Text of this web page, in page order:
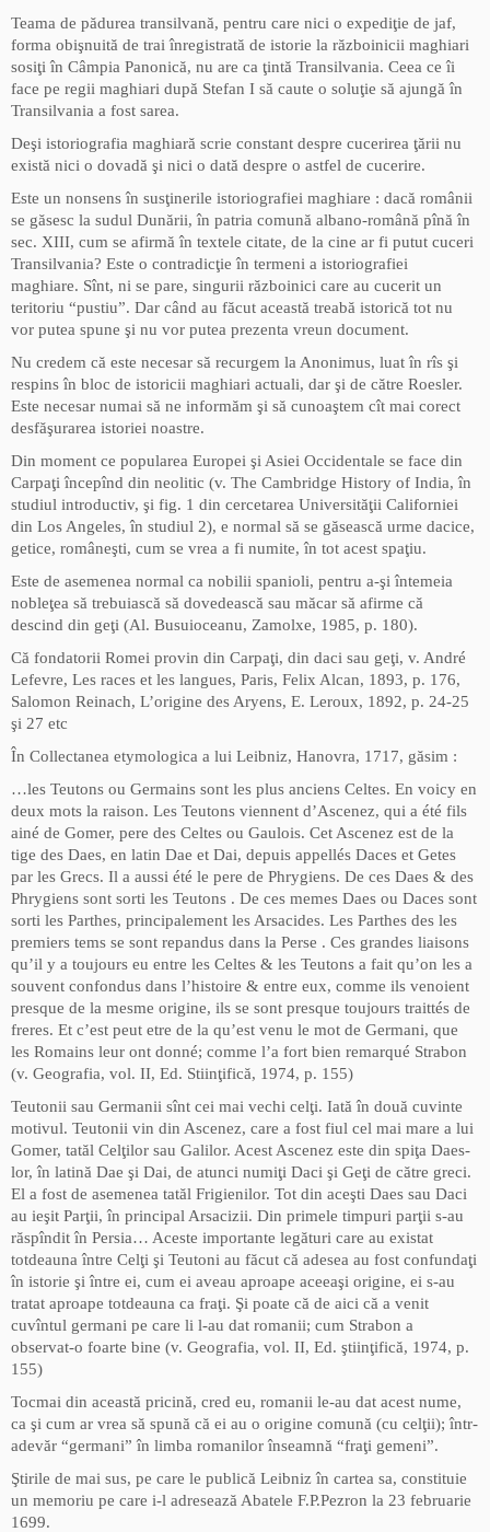
Teama de pădurea transilvană, pentru care nici o expediţie de jaf,
forma obişnuită de trai înregistrată de istorie la războinicii maghiari
sosiţi în Câmpia Panonică, nu are ca ţintă Transilvania. Ceea ce îi
face pe regii maghiari după Stefan I să caute o soluţie să ajungă în
Transilvania a fost sarea.
Deşi istoriografia maghiară scrie constant despre cucerirea ţării nu
există nici o dovadă şi nici o dată despre o astfel de cucerire.
Este un nonsens în susţinerile istoriografiei maghiare : dacă românii
se găsesc la sudul Dunării, în patria comună albano-română pînă în
sec. XIII, cum se afirmă în textele citate, de la cine ar fi putut cuceri
Transilvania? Este o contradicţie în termeni a istoriografiei
maghiare. Sînt, ni se pare, singurii războinici care au cucerit un
teritoriu “pustiu”. Dar când au făcut această treabă istorică tot nu
vor putea spune şi nu vor putea prezenta vreun document.
Nu credem că este necesar să recurgem la Anonimus, luat în rîs şi
respins în bloc de istoricii maghiari actuali, dar şi de către Roesler.
Este necesar numai să ne informăm şi să cunoaştem cît mai corect
desfăşurarea istoriei noastre.
Din moment ce popularea Europei şi Asiei Occidentale se face din
Carpaţi începînd din neolitic (v. The Cambridge History of India, în
studiul introductiv, şi fig. 1 din cercetarea Universităţii Californiei
din Los Angeles, în studiul 2), e normal să se găsească urme dacice,
getice, româneşti, cum se vrea a fi numite, în tot acest spaţiu.
Este de asemenea normal ca nobilii spanioli, pentru a-şi întemeia
nobleţea să trebuiască să dovedească sau măcar să afirme că
descind din geţi (Al. Busuioceanu, Zamolxe, 1985, p. 180).
Că fondatorii Romei provin din Carpaţi, din daci sau geţi, v. André
Lefevre, Les races et les langues, Paris, Felix Alcan, 1893, p. 176,
Salomon Reinach, L’origine des Aryens, E. Leroux, 1892, p. 24-25
şi 27 etc
În Collectanea etymologica a lui Leibniz, Hanovra, 1717, găsim :
…les Teutons ou Germains sont les plus anciens Celtes. En voicy en
deux mots la raison. Les Teutons viennent d’Ascenez, qui a été fils
ainé de Gomer, pere des Celtes ou Gaulois. Cet Ascenez est de la
tige des Daes, en latin Dae et Dai, depuis appellés Daces et Getes
par les Grecs. Il a aussi été le pere de Phrygiens. De ces Daes & des
Phrygiens sont sorti les Teutons . De ces memes Daes ou Daces sont
sorti les Parthes, principalement les Arsacides. Les Parthes des les
premiers tems se sont repandus dans la Perse . Ces grandes liaisons
qu’il y a toujours eu entre les Celtes & les Teutons a fait qu’on les a
souvent confondus dans l’histoire & entre eux, comme ils venoient
presque de la mesme origine, ils se sont presque toujours traittés de
freres. Et c’est peut etre de la qu’est venu le mot de Germani, que
les Romains leur ont donné; comme l’a fort bien remarqué Strabon
(v. Geografia, vol. II, Ed. Stiinţifică, 1974, p. 155)
Teutonii sau Germanii sînt cei mai vechi celţi. Iată în două cuvinte
motivul. Teutonii vin din Ascenez, care a fost fiul cel mai mare a lui
Gomer, tatăl Celţilor sau Galilor. Acest Ascenez este din spiţa Daes-
lor, în latină Dae şi Dai, de atunci numiţi Daci şi Geţi de către greci.
El a fost de asemenea tatăl Frigienilor. Tot din aceşti Daes sau Daci
au ieşit Parţii, în principal Arsacizii. Din primele timpuri parţii s-au
răspîndit în Persia… Aceste importante legături care au existat
totdeauna între Celţi şi Teutoni au făcut că adesea au fost confundaţi
în istorie şi între ei, cum ei aveau aproape aceeaşi origine, ei s-au
tratat aproape totdeauna ca fraţi. Şi poate că de aici că a venit
cuvîntul germani pe care li l-au dat romanii; cum Strabon a
observat-o foarte bine (v. Geografia, vol. II, Ed. ştiinţifică, 1974, p.
155)
Tocmai din această pricină, cred eu, romanii le-au dat acest nume,
ca şi cum ar vrea să spună că ei au o origine comună (cu celţii); într-
adevăr “germani” în limba romanilor înseamnă “fraţi gemeni”.
Ştirile de mai sus, pe care le publică Leibniz în cartea sa, constituie
un memoriu pe care i-l adresează Abatele F.P.Pezron la 23 februarie
1699.